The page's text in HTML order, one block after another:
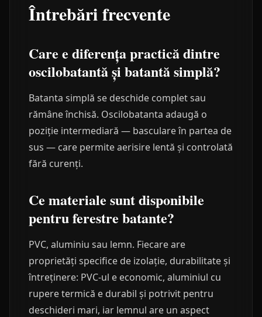
Întrebări frecvente
Care e diferența practică dintre
oscilobatantă și batantă simplă?
Batanta simplă se deschide complet sau
rămâne închisă. Oscilobatanta adaugă o
poziție intermediară — basculare în partea de
sus — care permite aerisire lentă și controlată
fără curenți.
Ce materiale sunt disponibile
pentru ferestre batante?
PVC, aluminiu sau lemn. Fiecare are
proprietăți specifice de izolație, durabilitate și
întreținere: PVC-ul e economic, aluminiul cu
rupere termică e durabil și potrivit pentru
deschideri mari, iar lemnul are un aspect